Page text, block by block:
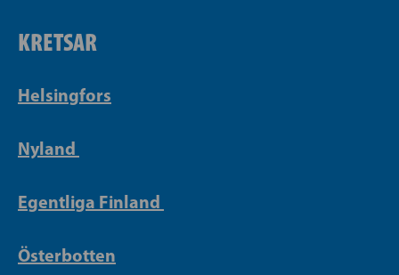
KRETSAR
Helsingfors
Nyland
Egentliga Finland
Österbotten